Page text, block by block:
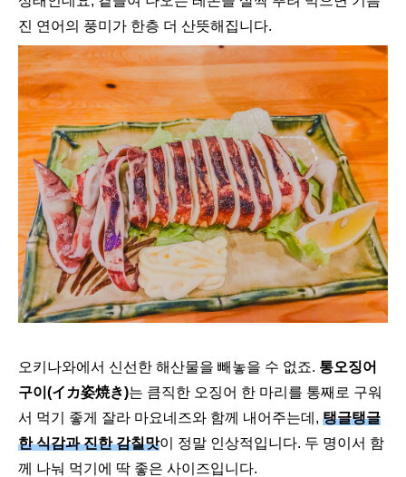
진 연어의 풍미가 한층 더 산뜻해집니다.
오키나와에서 신선한 해산물을 빼놓을 수 없죠. 통오징어
구이(イカ姿焼き)는 큼직한 오징어 한 마리를 통째로 구워
서 먹기 좋게 잘라 마요네즈와 함께 내어주는데, 탱글탱글
한 식감과 진한 감칠맛이 정말 인상적입니다. 두 명이서 함
께 나눠 먹기에 딱 좋은 사이즈입니다.